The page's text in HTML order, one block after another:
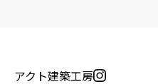
アクト建築工房